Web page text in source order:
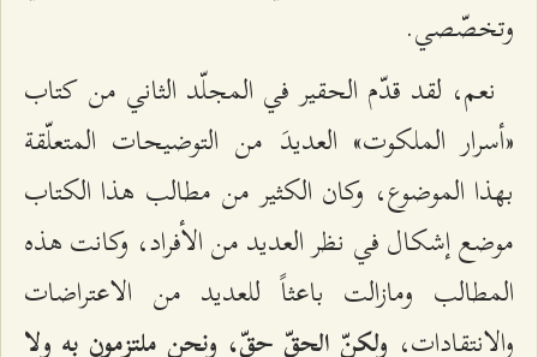
وتخصّصي.
نعم، لقد قدّم الحقير في المجلّد الثاني من كتاب
«أسرار الملكوت» العديدَ من التوضيحات المتعلّقة
بهذا الموضوع، وكان الكثير من مطالب هذا الكتاب
موضع إشكال في نظر العديد من الأفراد، وكانت هذه
المطالب ومازالت باعثاً للعديد من الاعتراضات
والانتقادات، ولكنّ الحقّ حقّ، ونحن ملتزمون به ولا